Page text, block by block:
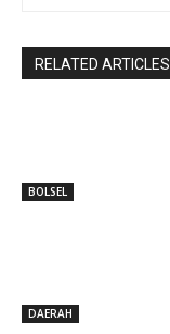
RELATED ARTICLES
BOLSEL
DAERAH